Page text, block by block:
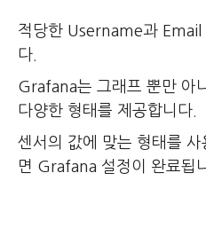
적당한 Username과 Email
다.
Grafana는 그래프 뿐만 아
다양한 형태를 제공합니다.
센서의 값에 맞는 형태를
면 Grafana 설정이 완료됩